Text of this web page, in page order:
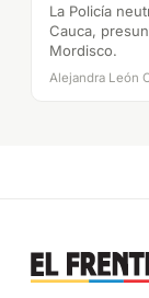
La Policía
Cauca,
Mordisco.
Alejandra León